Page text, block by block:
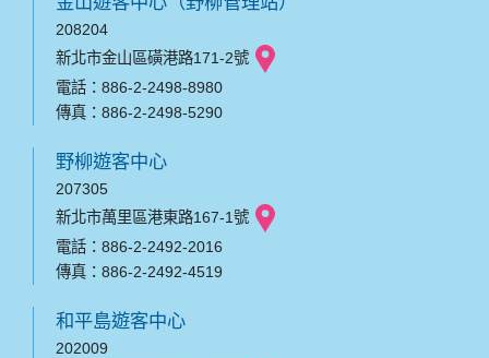
208204
新北市金山區磺港路171-2號
電話：886-2-2498-8980
傳真：886-2-2498-5290
野柳遊客中心
207305
新北市萬里區港東路167-1號
電話：886-2-2492-2016
傳真：886-2-2492-4519
和平島遊客中心
202009